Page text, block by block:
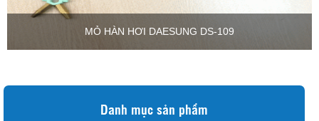
MỎ HÀN HƠI DAESUNG DS-109
Danh mục sản phẩm